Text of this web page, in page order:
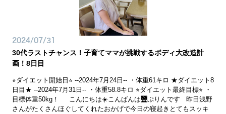
2024/07/31
30代ラストチャンス！子育てママが挑戦するボディ大改造計
画！8日目
⭐︎ダイエット開始日⭐︎ --2024年7月24日-- ・体重61キロ ★ダイエット8
日目★ --2024年7月31日-- ・体重58.8キロ ⭐︎ダイエット最終目標⭐︎ ・
目標体重50kg！ こんにちは☀️こんばんは🌉ぷりんです 昨日浅野
さんがたくさんほぐしてくれたおかげで今日の寝起きとてもスッキ